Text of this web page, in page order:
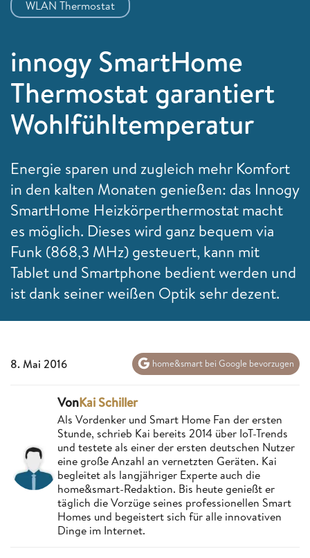
WLAN Thermostat
innogy SmartHome
Thermostat garantiert
Wohlfühltemperatur
Energie sparen und zugleich mehr Komfort
in den kalten Monaten genießen: das Innogy
SmartHome Heizkörperthermostat macht
es möglich. Dieses wird ganz bequem via
Funk (868,3 MHz) gesteuert, kann mit
Tablet und Smartphone bedient werden und
ist dank seiner weißen Optik sehr dezent.
8. Mai 2016 home&smart bei Google bevorzugen
VonKai Schiller
Als Vordenker und Smart Home Fan der ersten
Stunde, schrieb Kai bereits 2014 über IoT-Trends
und testete als einer der ersten deutschen Nutzer
eine große Anzahl an vernetzten Geräten. Kai
begleitet als langjähriger Experte auch die
home&smart-Redaktion. Bis heute genießt er
täglich die Vorzüge seines professionellen Smart
Homes und begeistert sich für alle innovativen
Dinge im Internet.